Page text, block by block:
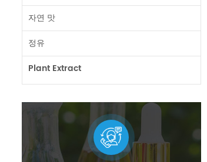
자연 맛
정유
Plant Extract